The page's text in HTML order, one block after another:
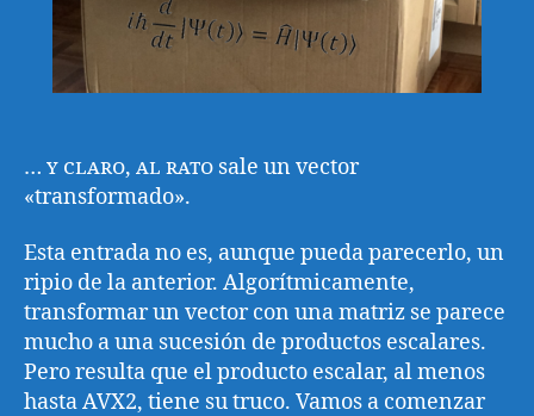
… y claro, al rato sale un vector
«transformado».
Esta entrada no es, aunque pueda parecerlo, un
ripio de la anterior. Algorítmicamente,
transformar un vector con una matriz se parece
mucho a una sucesión de productos escalares.
Pero resulta que el producto escalar, al menos
hasta AVX2, tiene su truco. Vamos a comenzar